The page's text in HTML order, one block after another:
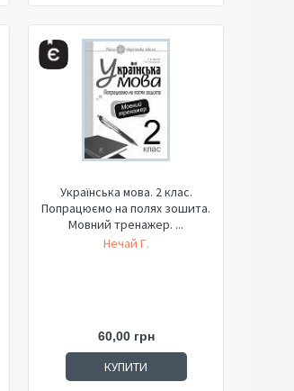
Українська мова. 2 клас.
Попрацюємо на полях зошита.
Мовний тренажер. ...
Нечай Г.
60,00 грн
КУПИТИ